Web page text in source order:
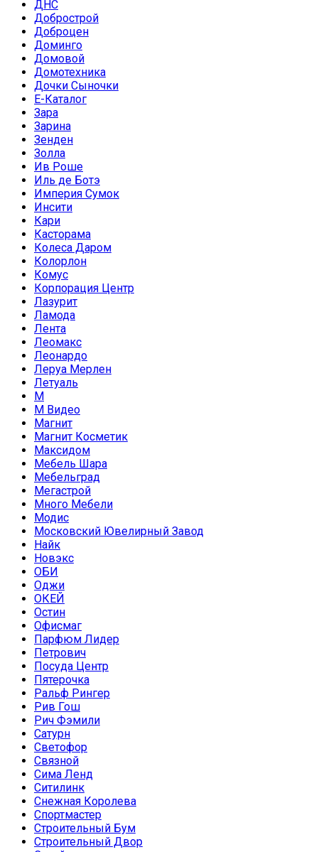
ДНС
Добрострой
Доброцен
Доминго
Домовой
Домотехника
Дочки Сыночки
Е-Каталог
Зара
Зарина
Зенден
Золла
Ив Роше
Иль де Ботэ
Империя Сумок
Инсити
Кари
Касторама
Колеса Даром
Колорлон
Комус
Корпорация Центр
Лазурит
Ламода
Лента
Леомакс
Леонардо
Леруа Мерлен
Летуаль
М
М Видео
Магнит
Магнит Косметик
Максидом
Мебель Шара
Мебельград
Мегастрой
Много Мебели
Модис
Московский Ювелирный Завод
Найк
Новэкс
ОБИ
Оджи
ОКЕЙ
Остин
Офисмаг
Парфюм Лидер
Петрович
Посуда Центр
Пятерочка
Ральф Рингер
Рив Гош
Рич Фэмили
Сатурн
Светофор
Связной
Сима Ленд
Ситилинк
Снежная Королева
Спортмастер
Строительный Бум
Строительный Двор